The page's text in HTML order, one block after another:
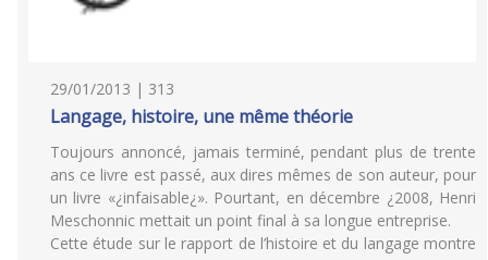
29/01/2013 | 313
Langage, histoire, une même théorie
Toujours annoncé, jamais terminé, pendant plus de trente
ans ce livre est passé, aux dires mêmes de son auteur, pour
un livre «¿infaisable¿». Pourtant, en décembre ¿2008, Henri
Meschonnic mettait un point final à sa longue entreprise.
Cette étude sur le rapport de l’histoire et du langage montre